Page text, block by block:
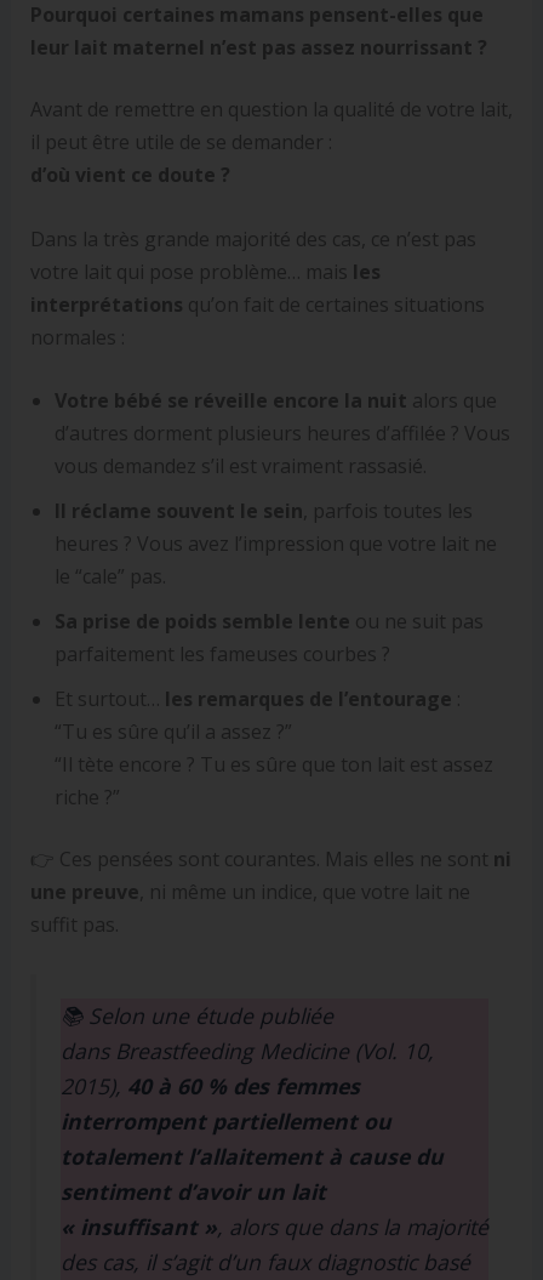
Pourquoi certaines mamans pensent-elles que
leur lait maternel n’est pas assez nourrissant ?
Avant de remettre en question la qualité de votre lait,
il peut être utile de se demander :
d’où vient ce doute ?
Dans la très grande majorité des cas, ce n’est pas
votre lait qui pose problème… mais les
interprétations qu’on fait de certaines situations
normales :
Votre bébé se réveille encore la nuit alors que
d’autres dorment plusieurs heures d’affilée ? Vous
vous demandez s’il est vraiment rassasié.
Il réclame souvent le sein , parfois toutes les
heures ? Vous avez l’impression que votre lait ne
le “cale” pas.
Sa prise de poids semble lente ou ne suit pas
parfaitement les fameuses courbes ?
Et surtout… les remarques de l’entourage :
“Tu es sûre qu’il a assez ?”
“Il tète encore ? Tu es sûre que ton lait est assez
riche ?”
👉 Ces pensées sont courantes. Mais elles ne sont ni
une preuve , ni même un indice, que votre lait ne
suffit pas.
📚 Selon une étude publiée
dans Breastfeeding Medicine(Vol. 10,
2015), 40 à 60 % des femmes
interrompent partiellement ou
totalement l’allaitement à cause du
sentiment d’avoir un lait
« insuffisant », alors que dans la majorité
des cas, il s’agit d’un faux diagnostic basé